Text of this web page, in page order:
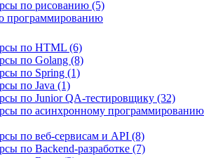
по рисованию (5)
программированию
по HTML (6)
по Golang (8)
по Spring (1)
по Java (1)
по Junior QA-тестировщику (32)
по асинхронному программированию
по веб‑сервисам и API (8)
по Backend‑разработке (7)